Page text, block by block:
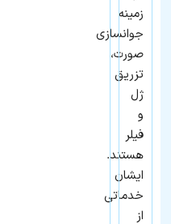
زمینه
جوانسازی
صورت،
تزریق
ژل
و
فیلر
هستند.
ایشان
خدماتی
از